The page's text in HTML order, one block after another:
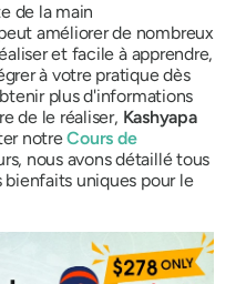
de la main
améliorer de nombreux
et facile à apprendre,
à votre pratique dès
plus d'informations
de le réaliser, Kashyapa
notreCours de
nous avons détaillé tous
uniques pour le